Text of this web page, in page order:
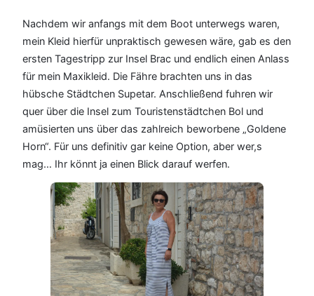
Nachdem wir anfangs mit dem Boot unterwegs waren,
mein Kleid hierfür unpraktisch gewesen wäre, gab es den
ersten Tagestripp zur Insel Brac und endlich einen Anlass
für mein Maxikleid. Die Fähre brachten uns in das
hübsche Städtchen Supetar. Anschließend fuhren wir
quer über die Insel zum Touristenstädtchen Bol und
amüsierten uns über das zahlreich beworbene „Goldene
Horn“. Für uns definitiv gar keine Option, aber wer,s
mag… Ihr könnt ja einen Blick darauf werfen.